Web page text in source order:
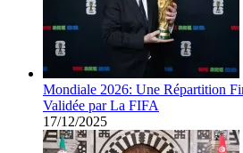
Mondiale 2026: Une Répartition
Validée par La FIFA
17/12/2025